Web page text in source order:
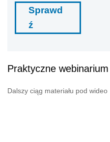
Sprawd
ź
Praktyczne
Dalszy ciąg materiału pod wideo